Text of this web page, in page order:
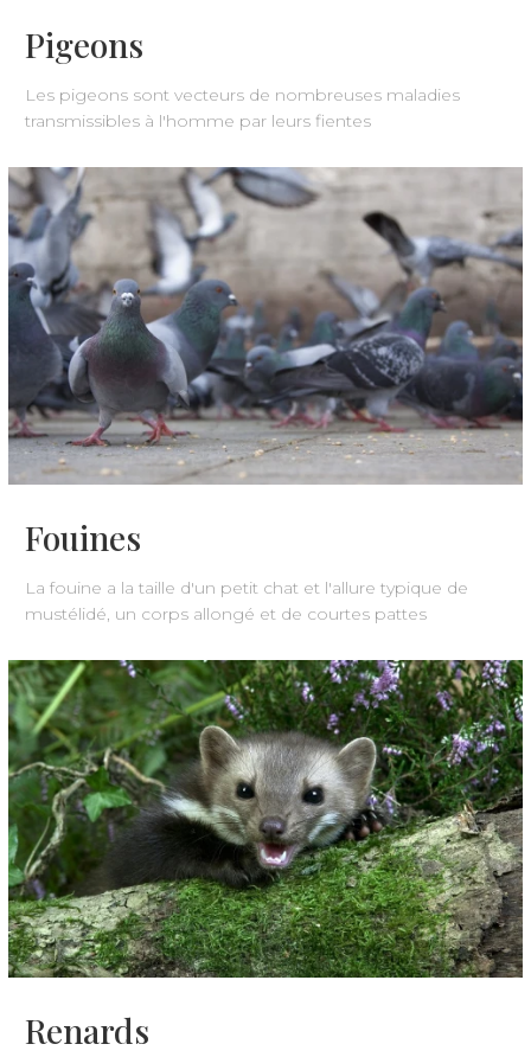
Pigeons
Les pigeons sont vecteurs de nombreuses maladies
transmissibles à l'homme par leurs fientes
Fouines
La fouine a la taille d'un petit chat et l'allure typique de
mustélidé, un corps allongé et de courtes pattes
Renards